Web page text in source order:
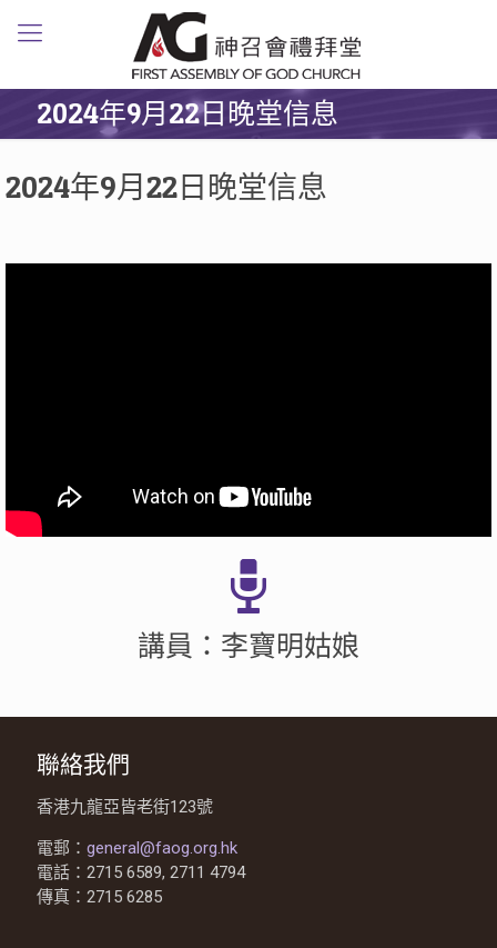
2024年9月22日晚堂信息
2024年9月22日晚堂信息
講員：李寶明姑娘
聯絡我們
香港九龍亞皆老街123號
電郵： general@faog.org.hk
電話：2715 6589, 2711 4794
傳真：2715 6285